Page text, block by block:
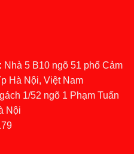
Nhà 5 B10 ngõ 51 phố Cảm
Hà Nội, Việt Nam
1/52 ngõ 1 Phạm Tuấn
Nội